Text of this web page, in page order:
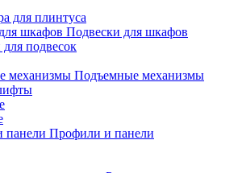
для плинтуса
Подвески для шкафов
подвесок
Подъемные механизмы
Профили и панели